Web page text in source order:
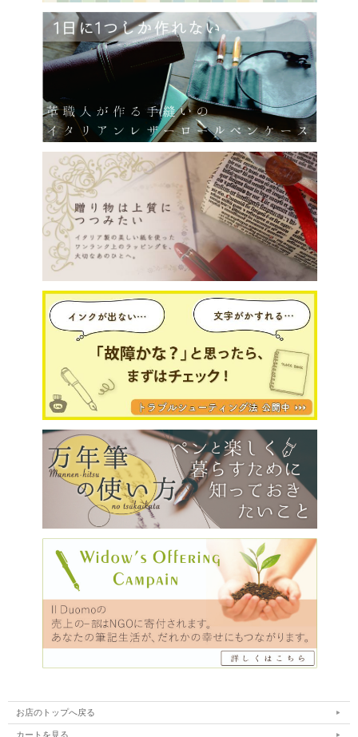
お店のトップへ戻る
カートを見る